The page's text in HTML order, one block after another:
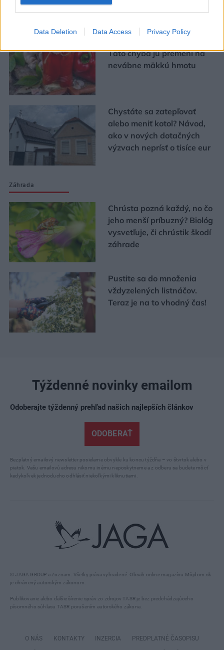
Data Deletion Data Access Privacy Policy
Táto chyba ju premení na
nevábne mäkkú hmotu
Chystáte sa zatepľovať
alebo meniť kotol? Návod,
ako v nových dotačných
výzvach neprísť o tisíce eur
Záhrada
Chrústa pozná každý, no čo
jeho menší príbuzný? Biológ
vysvetľuje, či chrústik škodí
záhrade
Pustite sa do množenia
vždyzelených listnáčov.
Teraz je na to vhodný čas!
© JAGA GROUP a Zoznam. Všetky práva vyhradené. Obsah online magazínu Môjdom.sk
je chránený autorským zákonom.
Publikovanie alebo ďalšie šírenie správ zo zdrojov TASR je bez predchádzajúceho
písomného súhlasu TASR porušením autorského zákona.
Týždenné novinky emailom
Odoberajte týždenný prehľad našich najlepších článkov
ODOBERAŤ
Bezplatný emailový newsletter posielame obvykle ku koncu týždňa – vo štvrtok alebo v
piatok. Vašu emailovú adresu nikomu inému neposkytneme a z odberu sa budete môcť
kedykoľvek jednoducho odhlásiť niekoľkými kliknutiami.
O NÁS KONTAKTY INZERCIA PREDPLATNÉ ČASOPISU